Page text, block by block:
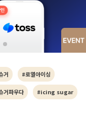
거 #로열아이싱
거파우다 #icing sugar